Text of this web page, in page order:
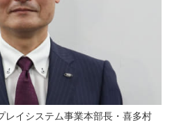
レイシステム事業本部長・喜多村